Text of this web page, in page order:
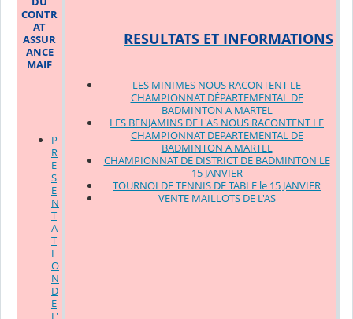
RESULTATS ET INFORMATIONS
LES MINIMES NOUS RACONTENT LE
CHAMPIONNAT DÉPARTEMENTAL DE
BADMINTON A MARTEL
LES BENJAMINS DE L'AS NOUS RACONTENT LE
CHAMPIONNAT DEPARTEMENTAL DE
BADMINTON A MARTEL
CHAMPIONNAT DE DISTRICT DE BADMINTON LE
15 JANVIER
TOURNOI DE TENNIS DE TABLE le 15 JANVIER
VENTE MAILLOTS DE L'AS
CONTR
AT
ASSUR
ANCE
MAIF
P
R
E
S
E
N
T
A
T
I
O
N
D
E
L'